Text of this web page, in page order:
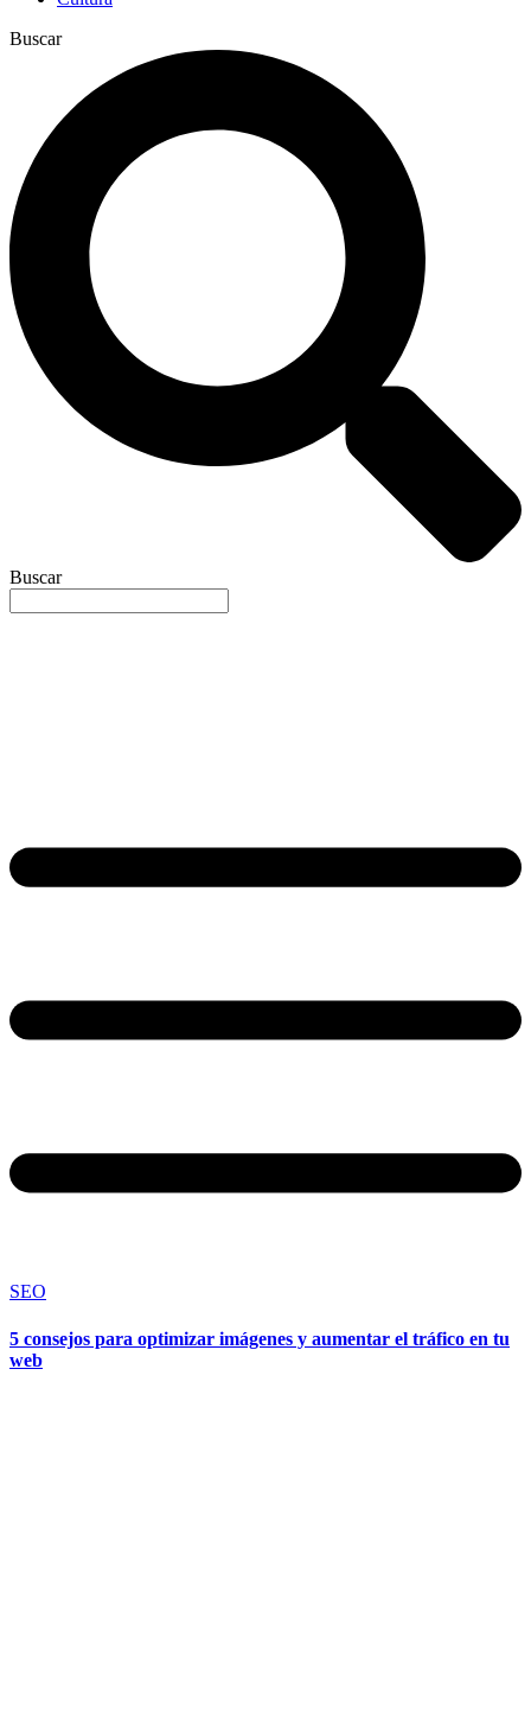
Buscar
Buscar
SEO
5 consejos para optimizar imágenes y aumentar el tráfico en tu
web